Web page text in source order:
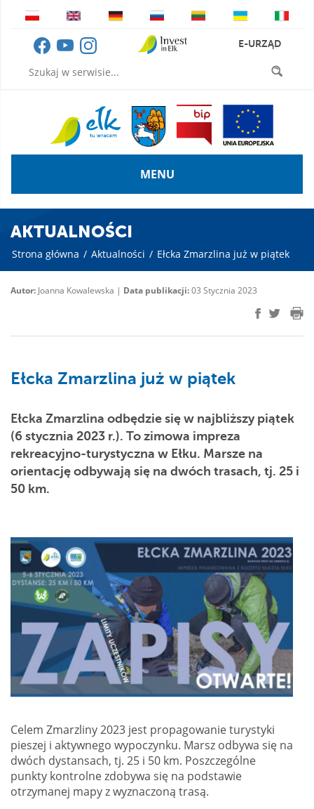
E-URZĄD
MENU
AKTUALNOŚCI
Strona główna / Aktualności / Ełcka Zmarzlina już w piątek
Autor: Joanna Kowalewska | Data publikacji:03 Stycznia 2023
Ełcka Zmarzlina już w piątek
Ełcka Zmarzlina odbędzie się w najbliższy piątek
(6 stycznia 2023 r.). To zimowa impreza
rekreacyjno-turystyczna w Ełku. Marsze na
orientację odbywają się na dwóch trasach, tj. 25 i
50 km.
Celem Zmarzliny 2023 jest propagowanie turystyki
pieszej i aktywnego wypoczynku. Marsz odbywa się na
dwóch dystansach, tj. 25 i 50 km. Poszczególne
punkty kontrolne zdobywa się na podstawie
otrzymanej mapy z wyznaczoną trasą.